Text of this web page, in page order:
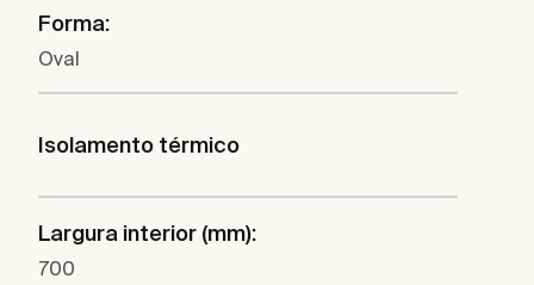
Forma:
Oval
Isolamento térmico
Largura interior (mm):
700